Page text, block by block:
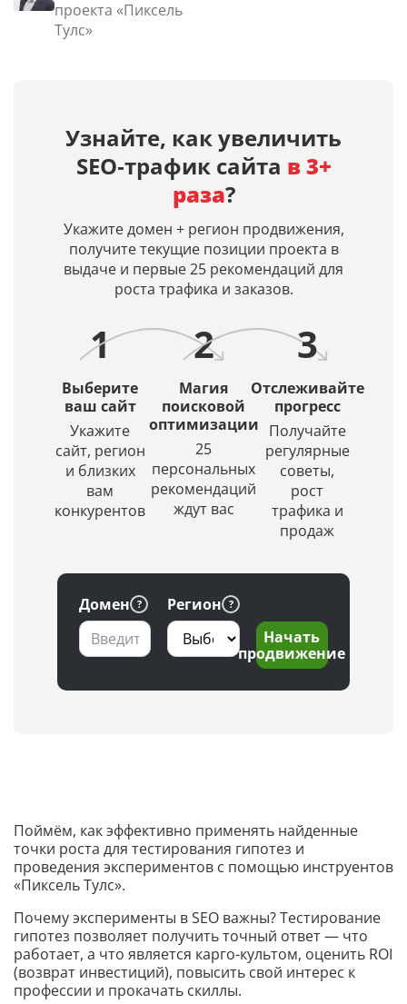
проекта «Пиксель
Тулс»
Узнайте, как увеличить
SEO‑трафик сайта в 3+
раза?
Укажите домен + регион продвижения,
получите текущие позиции проекта в
выдаче и первые 25 рекомендаций для
роста трафика и заказов.
1
Выберите
ваш сайт
Укажите
сайт, регион
и близких
вам
конкурентов
2
Магия
поисковой
оптимизации
25
персональных
рекомендаций
ждут вас
3
Отслеживайте
прогресс
Получайте
регулярные
советы,
рост
трафика и
продаж
Домен
Регион
Начать
продвижение
Поймём, как эффективно применять найденные
точки роста для тестирования гипотез и
проведения экспериментов с помощью инструентов
«Пиксель Тулс».
Почему эксперименты в SEO важны? Тестирование
гипотез позволяет получить точный ответ — что
работает, а что является карго-культом, оценить ROI
(возврат инвестиций), повысить свой интерес к
профессии и прокачать скиллы.